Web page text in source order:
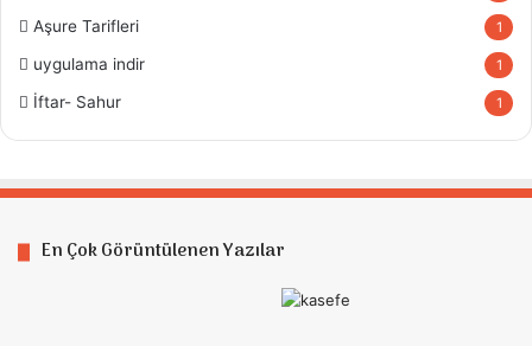
Aşure Tarifleri 1
uygulama indir 1
İftar- Sahur 1
En Çok Görüntülenen Yazılar